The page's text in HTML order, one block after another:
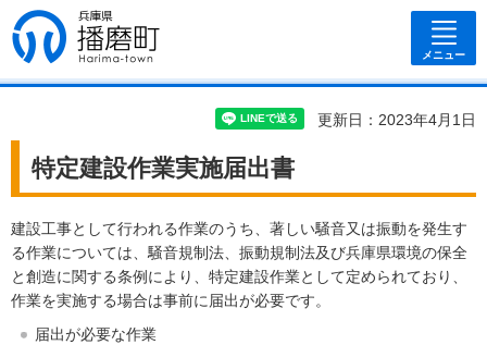
兵庫県 播磨
町
メニュー
更新日：2023年4月1日
特定建設作業実施届出書
建設工事として行われる作業のうち、著しい騒音又は振動を発生す
る作業については、騒音規制法、振動規制法及び兵庫県環境の保全
と創造に関する条例により、特定建設作業として定められており、
作業を実施する場合は事前に届出が必要です。
届出が必要な作業